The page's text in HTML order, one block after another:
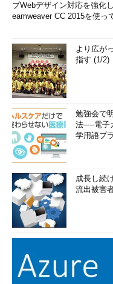
ブWebデザイン対応を強化
eamweaver CC 2015を使っ
より広が
指す (1/2)
勉強会で
法──電子
学用語プ
成長し続
流出被害